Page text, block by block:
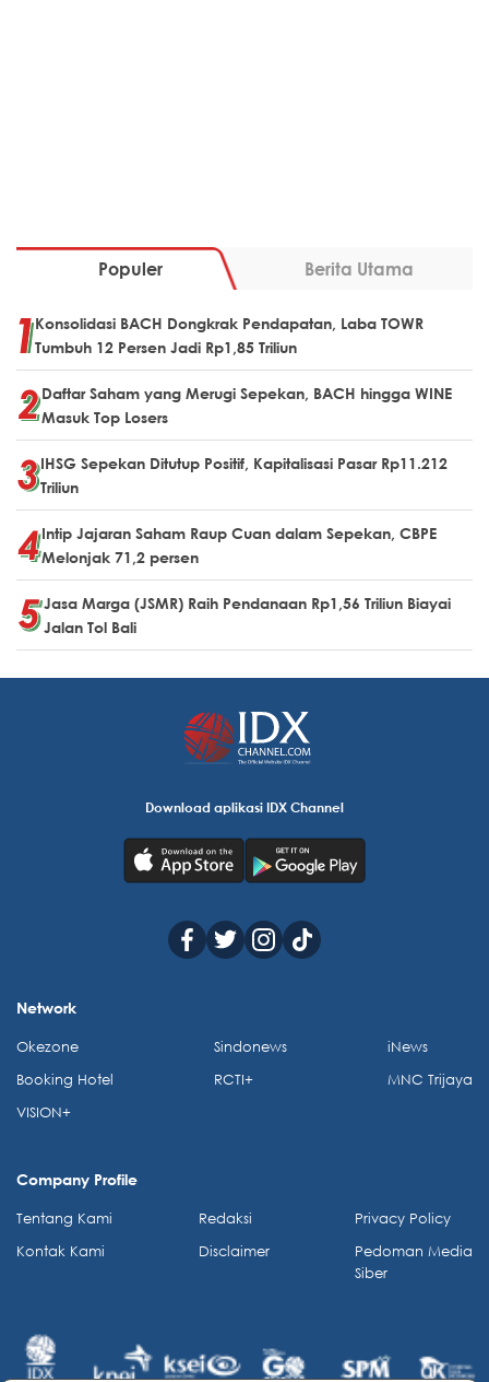
Populer Berita Utama
Konsolidasi BACH Dongkrak Pendapatan, Laba TOWR
Tumbuh 12 Persen Jadi Rp1,85 Triliun
Daftar Saham yang Merugi Sepekan, BACH hingga WINE
Masuk Top Losers
IHSG Sepekan Ditutup Positif, Kapitalisasi Pasar Rp11.212
Triliun
Intip Jajaran Saham Raup Cuan dalam Sepekan, CBPE
Melonjak 71,2 persen
Jasa Marga (JSMR) Raih Pendanaan Rp1,56 Triliun Biayai
Jalan Tol Bali
Download aplikasi IDX Channel
Network
Okezone
Booking Hotel
VISION+
Sindonews
RCTI+
iNews
MNC Trijaya
Company Profile
Tentang Kami
Kontak Kami
Redaksi
Disclaimer
Privacy Policy
Pedoman Media
Siber